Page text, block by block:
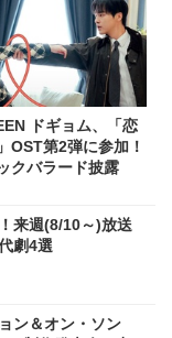
ドギョム、「恋
OST第2弾に参加！
クバラード披露
来週(8/10～)放送
劇4選
ン＆オン・ソン